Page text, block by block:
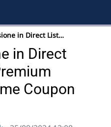
in Direct List…
in Direct
Coupon